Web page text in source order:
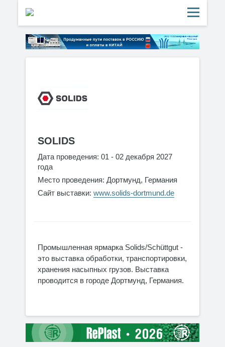
SOLIDS
Дата проведения: 01 - 02 декабря 2027
года
Место проведения: Дортмунд, Германия
Сайт выставки: www.solids-dortmund.de
Промышленная ярмарка Solids/Schüttgut -
это выставка обработки, транспортировки,
хранения насыпных грузов. Выставка
проводится в городе Дортмунд, Германия.